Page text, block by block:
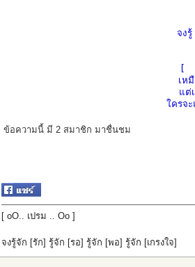
จ
เ
แ
ใค
ข้อความนี้ มี 2 สมาชิก มาชื่นชม
[ oO.. เปรม .. Oo ]
จงรู้จัก [รัก] รู้จัก [รอ] รู้จัก [พอ] รู้จัก [เกรงใจ]